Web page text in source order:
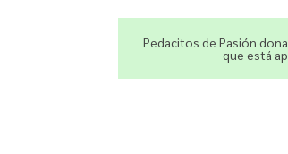
Pedacitos de Pasión
que está